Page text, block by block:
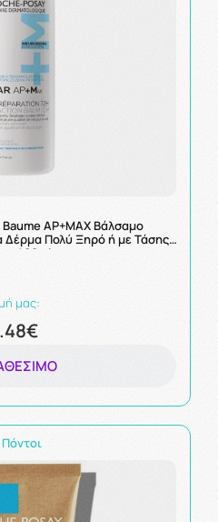
AP+MAX Βάλσαμο
Δέρμα Πολύ Ξηρό ή με Τάσης
400ml
μας:
Πόντοι